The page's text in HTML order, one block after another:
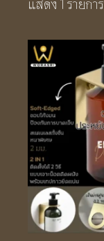
แสดง 1 รายการ